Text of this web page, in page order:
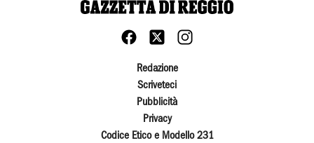
Redazione
Scriveteci
Pubblicità
Privacy
Codice Etico e Modello 231